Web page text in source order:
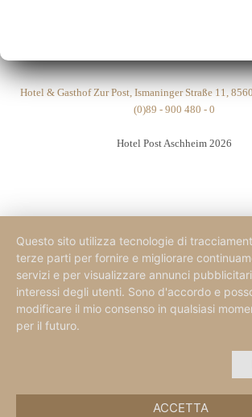
Hotel & Gasthof Zur Post, Ismaninger Straße 11,
(0)89 - 900 480 - 0
Hotel Post Aschheim 2026
Questo sito utilizza tecnologie di
terze parti per fornire e migliorare
servizi e per visualizzare annunci
interessi degli utenti. Sono d'accordo e
modificare il mio consenso in qualsiasi
per il futuro.
ACCETTA